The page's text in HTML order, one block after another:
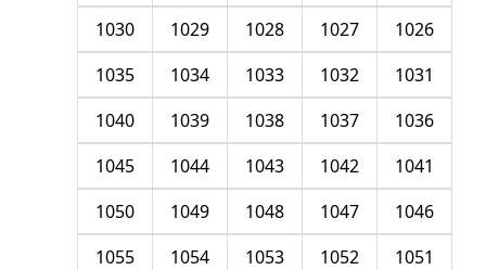
1026
1027
1028
1029
1030
1031
1032
1033
1034
1035
1036
1037
1038
1039
1040
1041
1042
1043
1044
1045
1046
1047
1048
1049
1050
1051
1052
1053
1054
1055